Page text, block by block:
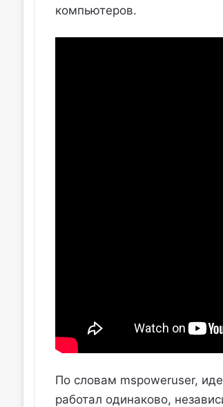
компьютеров.
По словам mspoweruser,
работал одинаково,